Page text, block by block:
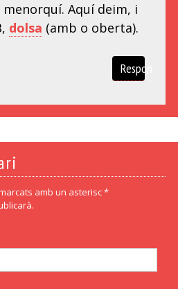
Aquí deim, i
dolsa (amb o oberta).
Respon
amb un asterisc *